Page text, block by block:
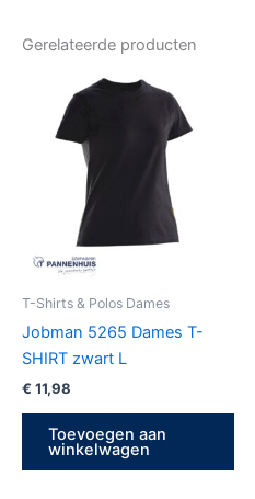
Gerelateerde producten
T-Shirts & Polos Dames
Jobman 5265 Dames T-
SHIRT zwart L
€ 11,98
Toevoegen aan
winkelwagen